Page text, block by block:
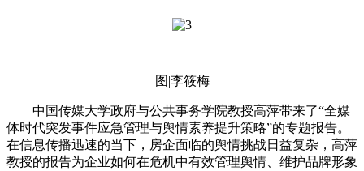
图|李筱梅
中国传媒大学政府与公共事务学院教授高萍带来了“全媒
体时代突发事件应急管理与舆情素养提升策略”的专题报告。
在信息传播迅速的当下，房企面临的舆情挑战日益复杂，高萍
教授的报告为企业如何在危机中有效管理舆情、维护品牌形象